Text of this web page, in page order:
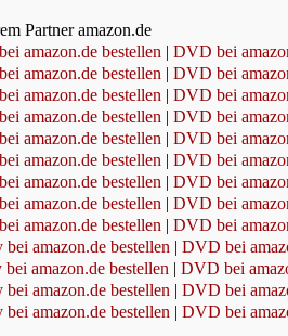
Partner amazon.de
amazon.de bestellen | DVD bei
amazon.de bestellen | DVD bei
amazon.de bestellen | DVD bei
amazon.de bestellen | DVD bei
amazon.de bestellen | DVD bei
amazon.de bestellen | DVD bei
amazon.de bestellen | DVD bei
amazon.de bestellen | DVD bei
amazon.de bestellen | DVD bei
amazon.de bestellen | DVD bei
amazon.de bestellen | DVD bei
amazon.de bestellen | DVD bei
amazon.de bestellen | DVD bei